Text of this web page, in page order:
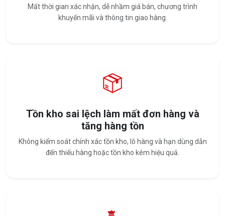
Mất thời gian xác nhận, dễ nhầm giá bán, chương trình
khuyến mãi và thông tin giao hàng.
Tồn kho sai lệch làm mất đơn hàng và
tăng hàng tồn
Không kiểm soát chính xác tồn kho, lô hàng và hạn dùng dẫn
đến thiếu hàng hoặc tồn kho kém hiệu quả.